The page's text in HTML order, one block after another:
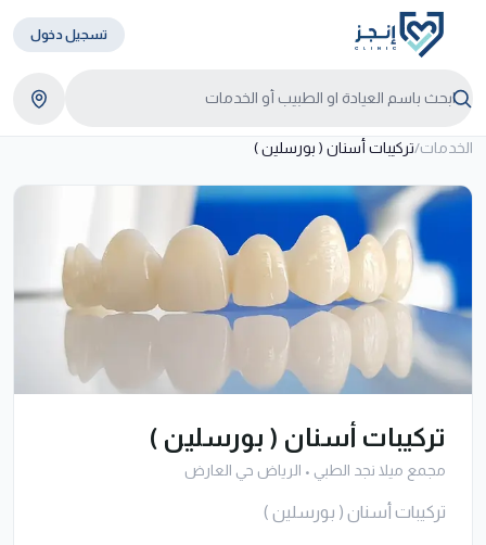
تسجيل دخول
الخدمات/تركيبات أسنان ( بورسلين )
تركيبات أسنان ( بورسلين )
مجمع ميلا نجد الطبي • الرياض حي العارض
تركيبات أسنان ( بورسلين )